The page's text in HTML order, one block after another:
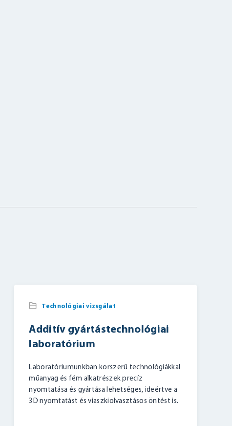
Technológiai vizsgálat
Additív gyártástechnológiai
laboratórium
Laboratóriumunkban korszerű technológiákkal
műanyag és fém alkatrészek precíz
nyomtatása és gyártása lehetséges, ideértve a
3D nyomtatást és viaszkiolvasztásos öntést is.